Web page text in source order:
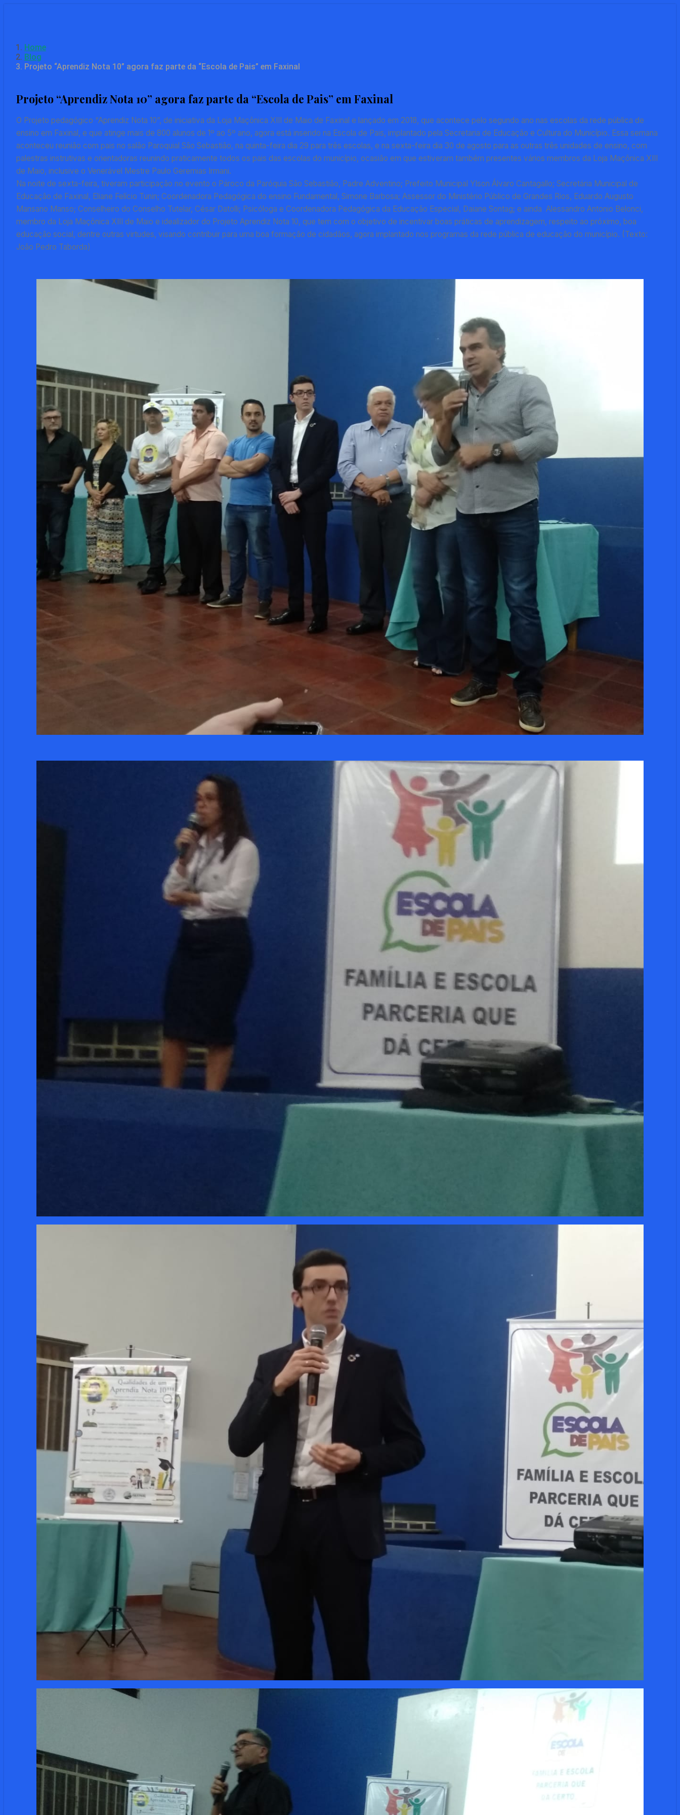
Home
Blog
Projeto “Aprendiz Nota 10” agora faz parte da “Escola de Pais” em Faxinal
Projeto “Aprendiz Nota 10” agora faz parte da “Escola de Pais” em Faxinal
O Projeto pedagógico “Aprendiz Nota 10”, de iniciativa da Loja Maçônica XIII de Maio de Faxinal e lançado em 2018, que acontece pelo segundo ano nas escolas da rede pública de
ensino em Faxinal, e que atinge mais de 800 alunos de 1º ao 5º ano, agora está inserido na Escola de Pais, implantado pela Secretaria de Educação e Cultura do Município. Essa semana
aconteceu reunião com pais no salão Paroquial São Sebastião, na quinta-feira dia 29 para três escolas, e na sexta-feira dia 30 de agosto para as outras três unidades de ensino, com
palestras instrutivas e orientadoras reunindo praticamente todos os pais das escolas do município, ocasião em que estiveram também presentes vários membros da Loja Maçônica XIII
de Maio, inclusive o Venerável Mestre Paulo Geremias Irmani.
Na noite de sexta-feira, tiveram participação no evento o Pároco da Paróquia São Sebastião, Padre Adventino; Prefeito Municipal Ylson Álvaro Cantagallo; Secretária Municipal de
Educação de Faxinal, Eliane Felício Tunin; Coordenadora Pedagógica do ensino Fundamental, Simone Barbosa; Assessor do Ministério Público de Grandes Rios, Eduardo Augusto
Mansano Manso; Conselheiro do Conselho Tutelar, César Datolli; Psicóloga e Coordenadora Pedagógica da Educação Especial, Daiane Sontag; e ainda Alessandro Antonio Belonci,
membro da Loja Maçônica XIII de Maio e idealizador do Projeto Aprendiz Nota 10, que tem com o objetivo de incentivar boas práticas de aprendizagem, respeito ao próximo, boa
educação social, dentre outras virtudes, visando contribuir para uma boa formação de cidadãos, agora implantado nos programas da rede pública de educação do município. (Texto:
João Pedro Taborda)